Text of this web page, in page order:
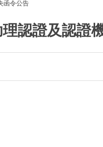
函令公告
認證及認證